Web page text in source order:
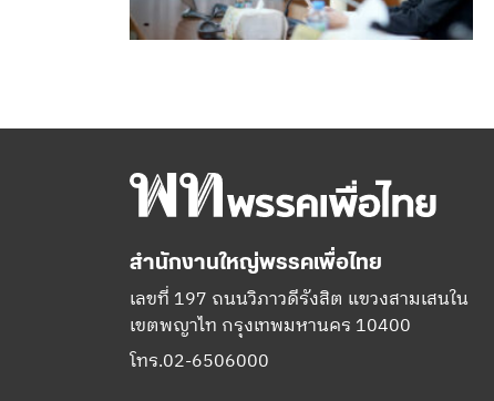
สำนักงานใหญ่พรรคเพื่อไทย
เลขที่ 197 ถนนวิภาวดีรังสิต แขวงสามเสนใน
เขตพญาไท กรุงเทพมหานคร 10400
โทร.02-6506000